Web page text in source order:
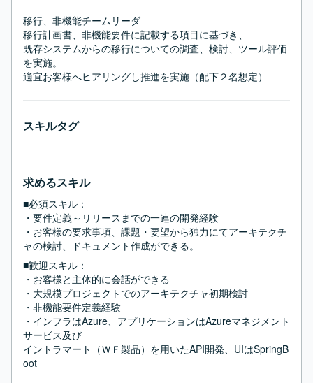
移行、非機能チームリーダ
移行計画書、非機能要件に記載する項目に基づき、
既存システムからの移行についての調査、検討、ツール評価
を実施。
適宜お客様へヒアリングし推進を実施（配下２名想定）
スキルタグ
求めるスキル
■必須スキル：
・要件定義～リリースまでの一連の開発経験
・お客様の要求事項、課題・要望から独力にてアーキテクチ
ャの検討、ドキュメント作成ができる。
■歓迎スキル：
・お客様と主体的に会話ができる
・大規模プロジェクトでのアーキテクチャ初期検討
・非機能要件定義経験
・インフラはAzure、アプリケーションはAzureマネジメント
サービス及び
イントラマート（ＷＦ製品）を用いたAPI開発、UIはSpringB
oot